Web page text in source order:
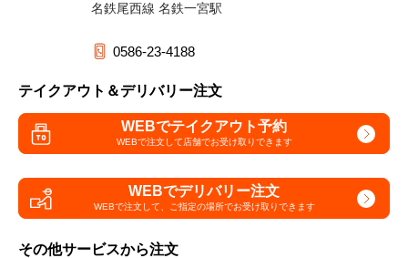
名鉄尾西線 名鉄一宮駅
0586-23-4188
テイクアウト＆デリバリー注文
WEBでテイクアウト予約
WEBで注文して店舗でお受け取りできます
WEBでデリバリー注文
WEBで注文して、 ご指定の場所でお受け取りできます
その他サービスから注文